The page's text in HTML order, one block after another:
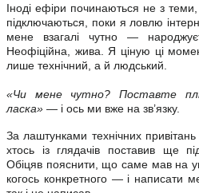
Іноді ефіри починаються не з теми,
підключаються, поки я ловлю
мене взагалі чутно —
Неофіційна, жива. Я ціную ці
лише технічний, а й людський.
«Чи мене чутно? Поставте
ласка» — і ось ми вже на зв’язку.
За лаштунками технічних
хтось із глядачів поставив ще
Обіцяв пояснити, що саме мав на
когось конкретного — і написати